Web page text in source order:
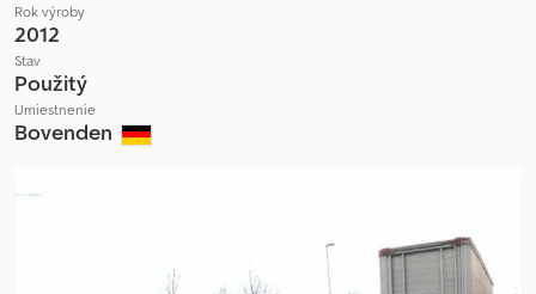
Rok výroby
2012
Stav
Použitý
Umiestnenie
Bovenden